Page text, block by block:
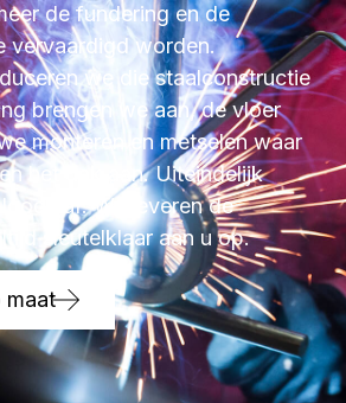
de fundering en de
vervaardigd worden.
we die staalconstructie
brengen we aan, de vloer
monteren en metselen waar
het dak aan. Uiteindelijk
af. We leveren de
sleutelklaar aan u op.
maat